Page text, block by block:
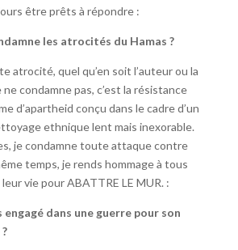
être prêts à répondre :
les atrocités du Hamas ?
atrocité, quel qu’en soit l’auteur ou la
condamne pas, c’est la résistance
d’apartheid conçu dans le cadre d’un
ethnique lent mais inexorable.
je condamne toute attaque contre
temps, je rends hommage à tous
vie pour ABATTRE LE MUR. :
engagé dans une guerre pour son